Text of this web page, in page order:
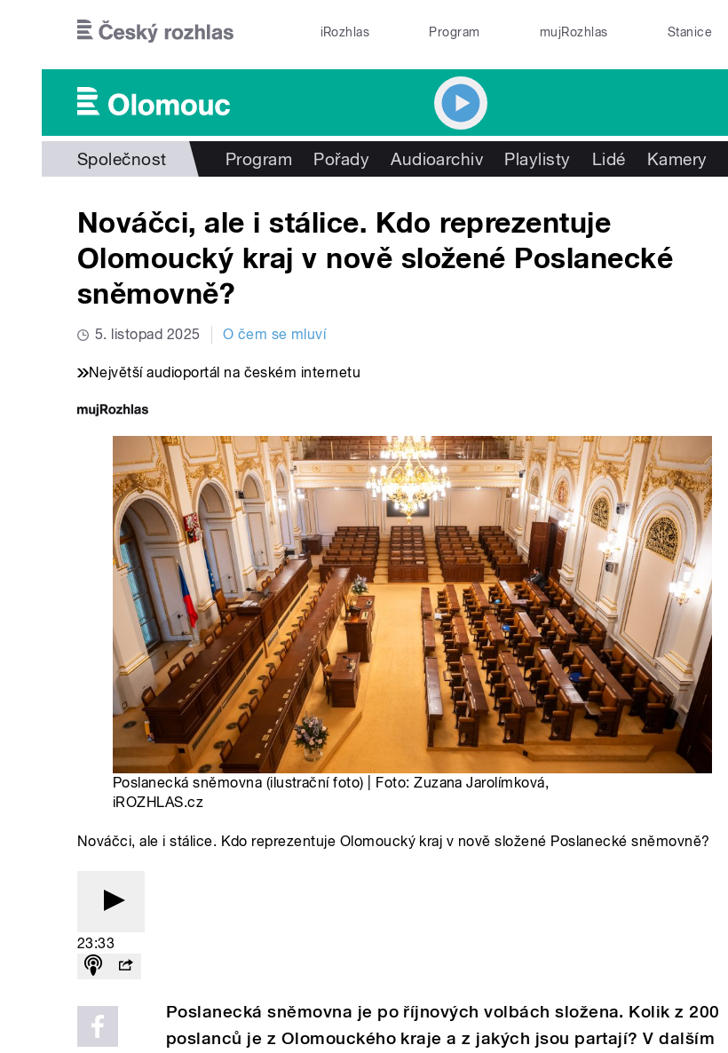
iRozhlas Program mujRozhlas Stanice
Společnost Program Pořady Audioarchiv Playlisty Lidé Kamery
Nováčci, ale i stálice. Kdo reprezentuje
Olomoucký kraj v nově složené Poslanecké
sněmovně?
5. listopad 2025 O čem se mluví
Největší audioportál na českém internetu
Poslanecká sněmovna (ilustrační foto) | Foto: Zuzana Jarolímková,
iROZHLAS.cz
Nováčci, ale i stálice. Kdo reprezentuje Olomoucký kraj v nově složené Poslanecké sněmovně?
23:33
Poslanecká sněmovna je po říjnových volbách složena. Kolik z 200
poslanců je z Olomouckého kraje a z jakých jsou partají? V dalším